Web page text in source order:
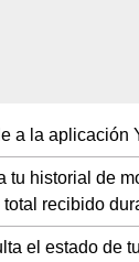
a la aplicación
tu historial de
total recibido
el estado de